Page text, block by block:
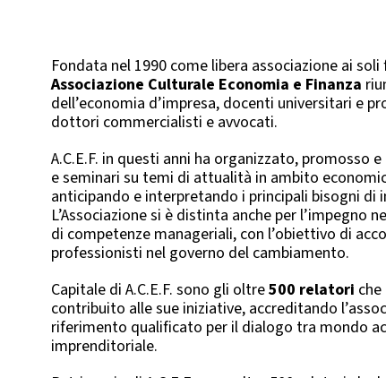
Fondata nel 1990 come libera associazione ai
Associazione Culturale Economia e Finanza
dell’economia d’impresa, docenti universitari e
dottori commercialisti e avvocati.
A.C.E.F. in questi anni ha organizzato, promosso
e seminari su temi di attualità in ambito
anticipando e interpretando i principali bisogni di
L’Associazione si è distinta anche per l’impegno
di competenze manageriali, con l’obiettivo di
professionisti nel governo del cambiamento.
Capitale di A.C.E.F. sono gli oltre500 relatori
contribuito alle sue iniziative, accreditando
riferimento qualificato per il dialogo tra mondo
imprenditoriale.